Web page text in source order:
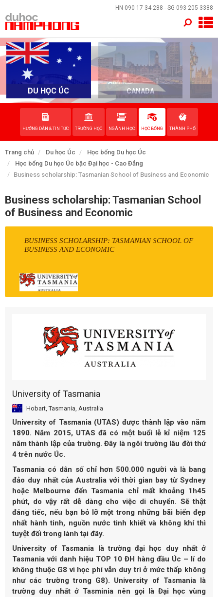
HN 090 17 34 288 - SG 093 205 3388
DU HỌC ÚC CANADA
HƯỚNG DẪN & TIN TỨC TRƯỜNG HỌC NGÀNH HỌC HỌC BỔNG THÀNH PHỐ
Trang chủ Du học Úc
Học bổng Du học Úc
Học bổng Du học Úc bậc Đại học - Cao Đẳng
Business scholarship: Tasmanian School of Business and Economic
Business scholarship: Tasmanian School
of Business and Economic
BUSINESS SCHOLARSHIP: TASMANIAN SCHOOL OF
BUSINESS AND ECONOMIC
University of Tasmania
Hobart, Tasmania, Australia
University of Tasmania (UTAS) được thành lập vào năm
1890. Năm 2015, UTAS đã có một buổi lễ kỉ niệm 125
năm thành lập của trường. Đây là ngôi trường lâu đời thứ
4 trên nước Úc.
Tasmania có dân số chỉ hơn 500.000 người và là bang
đảo duy nhất của Australia với thời gian bay từ Sydney
hoặc Melbourne đến Tasmania chỉ mất khoảng 1h45
phút, do vậy rất dễ dàng cho việc di chuyển. Sẽ thật
đáng tiếc, nếu bạn bỏ lỡ một trong những bãi biển đẹp
nhất hành tinh, nguồn nước tinh khiết và không khí thì
tuyệt đối trong lành tại đây.
University of Tasmania là trường đại học duy nhất ở
Tasmania với danh hiệu TOP 10 ĐH hàng đầu Úc – lí do
không thuộc G8 vì học phí vẫn duy trì ở mức thấp không
như các trường trong G8). University of Tasmania là
trường duy nhất ở Tasminia nên gọi là Đại học vùng
×
TRANG CHỦ
QUỐC GIA
EVENTS
VỀ NAM PHONG
LIÊN HỆ